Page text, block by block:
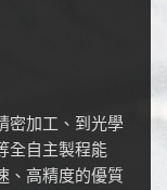
密加工、到光學
全自主製程能
、高精度的優質